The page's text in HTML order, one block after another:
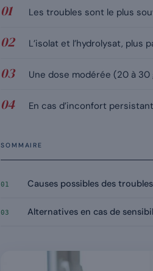
Les troubles sont le plus
L’isolat et l’hydrolysat,
Une dose modérée (20 à
En cas d’inconfort
SOMMAIRE
01 Causes possibles des
03 Alternatives en cas de